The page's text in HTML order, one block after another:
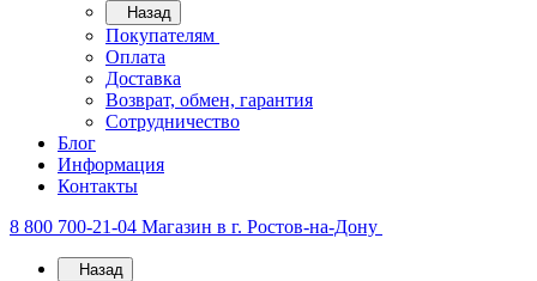
Назад
Покупателям
Оплата
Доставка
Возврат, обмен, гарантия
Сотрудничество
Блог
Информация
Контакты
8 800 700-21-04 Магазин в г. Ростов-на-Дону
Назад